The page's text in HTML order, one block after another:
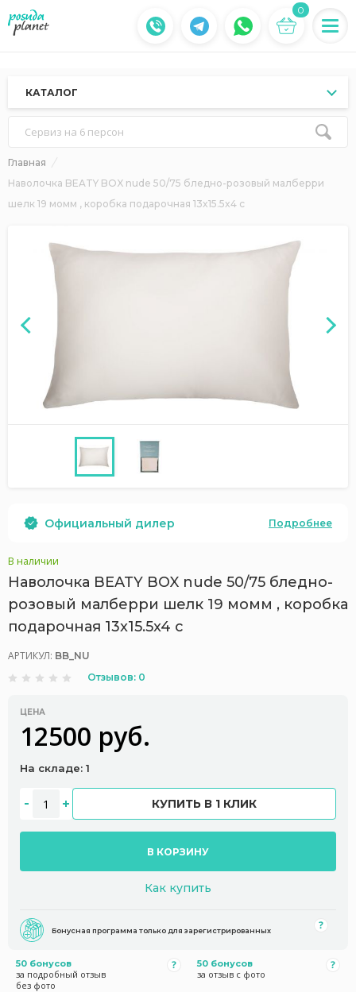
0
КАТАЛОГ
Сервиз на 6 персон
Главная
Наволочка BEATY BOX nude 50/75 бледно-розовый малберри
шелк 19 момм , коробка подарочная 13x15.5x4 с
Официальный дилер Подробнее
В наличии
Наволочка BEATY BOX nude 50/75 бледно-
розовый малберри шелк 19 момм , коробка
подарочная 13x15.5x4 с
АРТИКУЛ: BB_NU
Отзывов: 0
ЦЕНА
12500 руб.
На складе: 1
КУПИТЬ В 1 КЛИК
В КОРЗИНУ
Как купить
Бонусная программа только для зарегистрированных
50 бонусов
за подробный отзыв
без фото
50 бонусов
за отзыв с фото